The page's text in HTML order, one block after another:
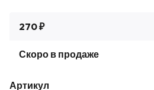
270 ₽
Скоро в продаже
Артикул